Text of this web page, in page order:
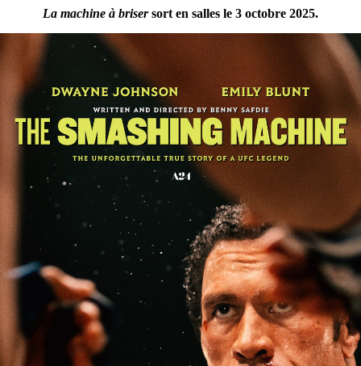
La machine à brisersort en salles le 3 octobre 2025.